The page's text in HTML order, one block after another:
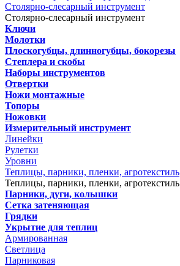
Столярно-слесарный инструмент
Столярно-слесарный инструмент
Ключи
Молотки
Плоскогубцы, длинногубцы, бокорезы
Степлера и скобы
Наборы инструментов
Отвертки
Ножи монтажные
Топоры
Ножовки
Измерительный инструмент
Линейки
Рулетки
Уровни
Теплицы, парники, пленки, агротекстиль
Теплицы, парники, пленки, агротекстиль
Парники, дуги, колышки
Сетка затеняющая
Грядки
Укрытие для теплиц
Армированная
Светлица
Парниковая